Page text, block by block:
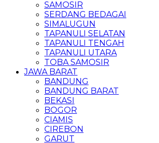
SAMOSIR
SERDANG BEDAGAI
SIMALUGUN
TAPANULI SELATAN
TAPANULI TENGAH
TAPANULI UTARA
TOBA SAMOSIR
JAWA BARAT
BANDUNG
BANDUNG BARAT
BEKASI
BOGOR
CIAMIS
CIREBON
GARUT